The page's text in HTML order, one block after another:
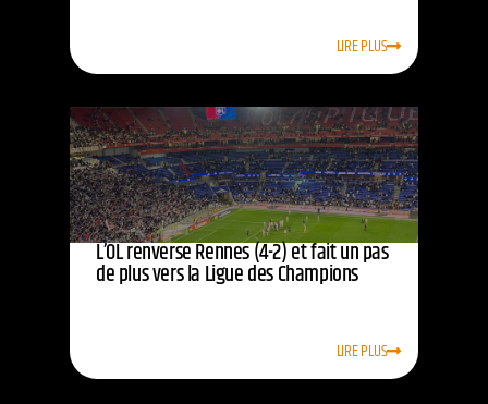
LIRE PLUS
L’OL renverse Rennes (4-2) et fait un pas
de plus vers la Ligue des Champions
LIRE PLUS